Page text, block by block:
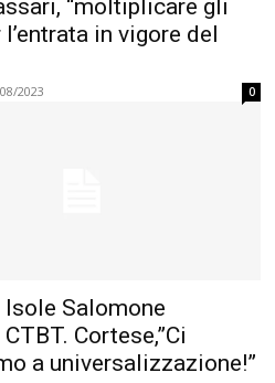
“moltiplicare gli
in vigore del
2023 0
Isole Salomone
Cortese,”Ci
a universalizzazione!”